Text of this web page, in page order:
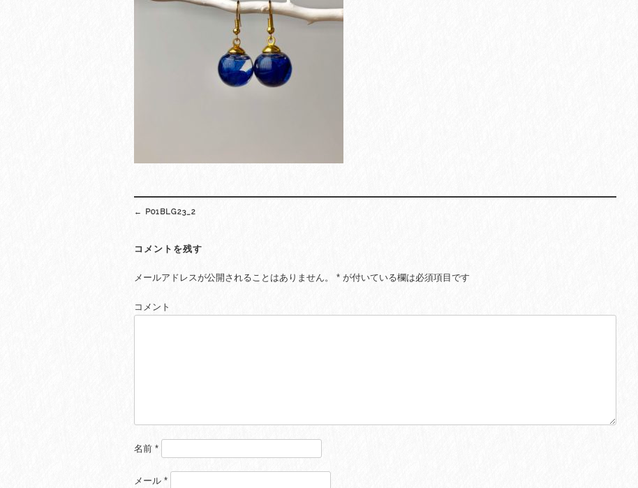
navigation
← P01BLG23_2
コメントを残す
メールアドレスが公開されることはありません。 * が付いている欄は必須項目です
コメント
名前 *
メール *